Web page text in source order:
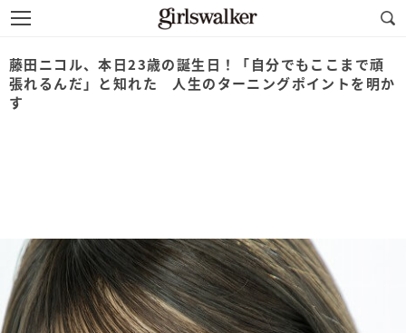
藤田ニコル、本日23歳の誕生日！「自分でもここまで頑
張れるんだ」と知れた 人生のターニングポイントを明か
す